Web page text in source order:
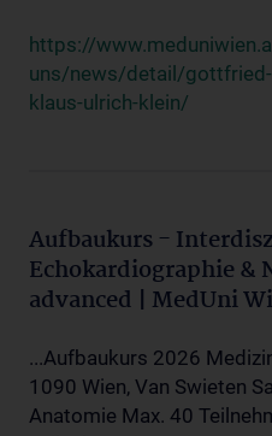
https://
uns/news/detail/gottfried-
klaus-ulrich-klein/
Aufbaukurs -
Echokardiographie &
advanced | MedUni
...Aufbaukurs 2026
1090 Wien, Van Swieten
Anatomie Max. 40